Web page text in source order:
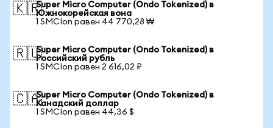
🇰🇷Super Micro Computer (Ondo Tokenized) в
Южнокорейская вона
1 SMCIon равен 44 770,28 ₩
🇷🇺Super Micro Computer (Ondo Tokenized) в
Российский рубль
1 SMCIon равен 2 616,02 ₽
🇨🇦Super Micro Computer (Ondo Tokenized) в
Канадский доллар
1 SMCIon равен 44,36 $